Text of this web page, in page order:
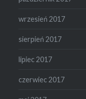
wrzesień 2017
sierpień 2017
lipiec 2017
czerwiec 2017